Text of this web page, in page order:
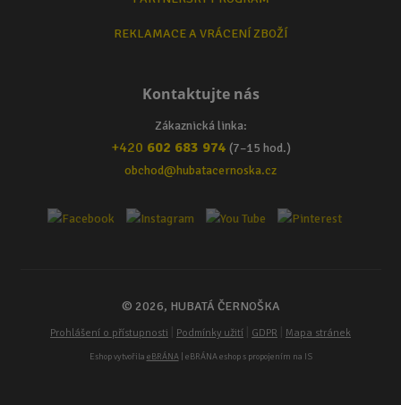
REKLAMACE A VRÁCENÍ ZBOŽÍ
Kontaktujte nás
Zákaznická linka:
+420 602 683 974 (7–15 hod.)
obchod@hubatacernoska.cz
© 2026, HUBATÁ ČERNOŠKA
Prohlášení o přístupnosti Podmínky užití GDPR Mapa stránek
Eshop vytvořila eBRÁNA| eBRÁNA eshop s propojením na IS